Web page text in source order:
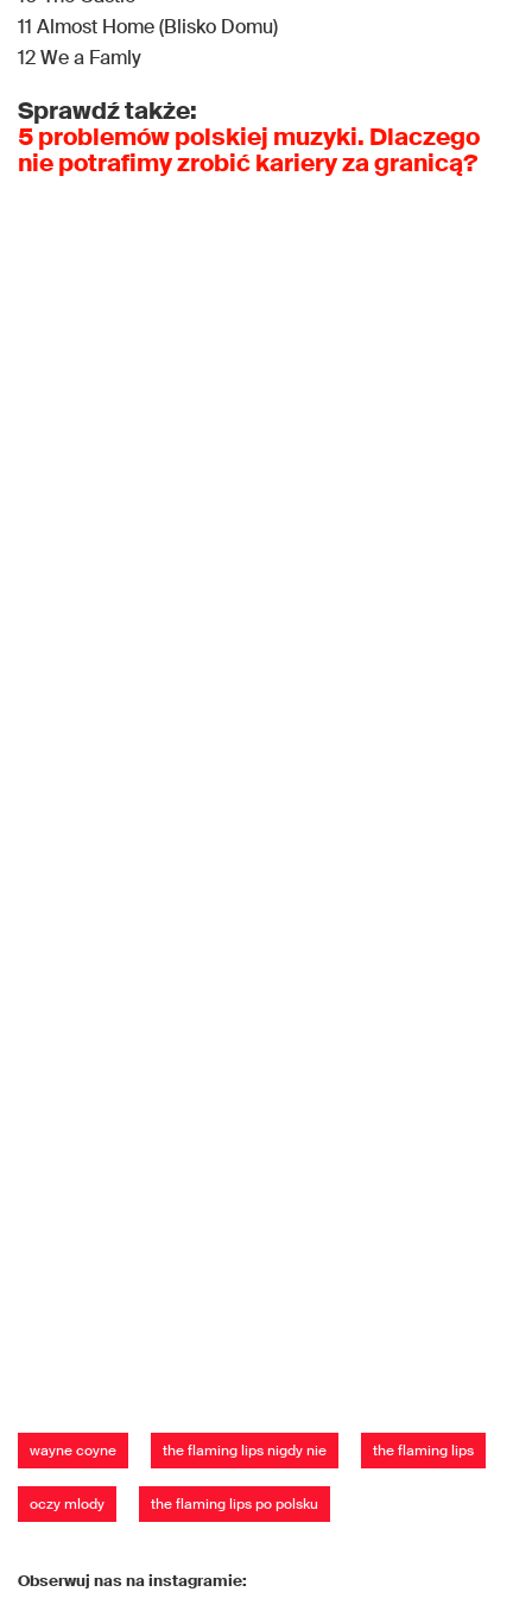
11 Almost Home (Blisko Domu)
12 We a Famly
Sprawdź także:
5 problemów polskiej muzyki. Dlaczego
nie potrafimy zrobić kariery za granicą?
wayne coyne the flaming lips nigdy nie the flaming lips
oczy mlody the flaming lips po polsku
Obserwuj nas na instagramie: